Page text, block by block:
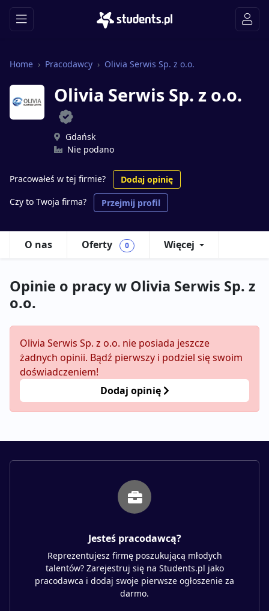
Home Pracodawcy Olivia Serwis Sp. z o.o.
Olivia Serwis Sp. z o.o.
Gdańsk
Nie podano
Pracowałeś w tej firmie?
Dodaj opinię
Czy to Twoja firma?
Przejmij profil
O nas Oferty 0 Więcej
Opinie o pracy w Olivia Serwis Sp. z
o.o.
Olivia Serwis Sp. z o.o. nie posiada jeszcze
żadnych opinii. Bądź pierwszy i podziel się swoim
doświadczeniem!
Dodaj opinię
Jesteś pracodawcą?
Reprezentujesz firmę poszukującą młodych
talentów? Zarejestruj się na Students.pl jako
pracodawca i dodaj swoje pierwsze ogłoszenie za
darmo.